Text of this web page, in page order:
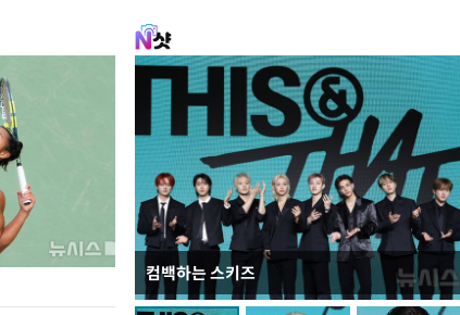
컴백하는 스키즈
이번주 국회에는 무슨 일이? [뉴시스국회토pic]